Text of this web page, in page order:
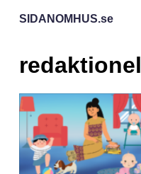
SIDANOMHUS.se
redaktionel